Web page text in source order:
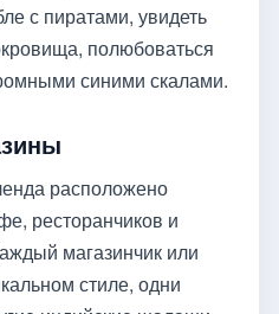
с пиратами, увидеть
полюбоваться
синими скалами.
расположено
ресторанчиков и
магазинчик или
стиле, одни